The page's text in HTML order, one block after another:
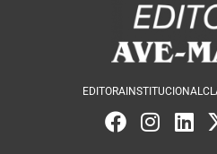
EDITORA INSTITUCIONAL